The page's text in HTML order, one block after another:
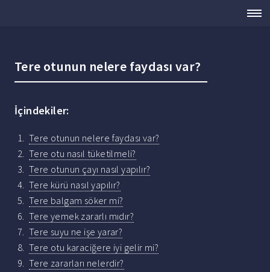
Tere otunun nelere faydası var?
İçindekiler:
Tere otunun nelere faydası var?
Tere otu nasıl tüketilmeli?
Tere otunun çayı nasıl yapılır?
Tere kürü nasıl yapılır?
Tere balgam söker mi?
Tere yemek zararlı mıdır?
Tere suyu ne işe yarar?
Tere otu karaciğere iyi gelir mi?
Tere zararları nelerdir?